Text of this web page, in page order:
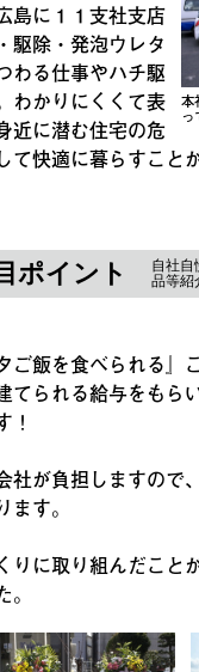
本
島に１１支社支店
駆除・発泡ウレタ
わる仕事やハチ駆
わかりにくくて表
近に潜む住宅の危
て快適に暮らすこと
ポイント
自社自
品等紹
ご飯を食べられる
てられる給与をもら
！
社が負担しますので
す。
りに取り組んだこと